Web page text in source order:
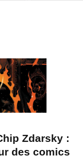
Zdarsky :
des comics